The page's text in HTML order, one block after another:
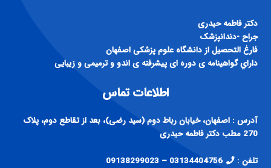
دكتر فاطمه حيدری
جراح -دندانپزشک
فارغ التحصيل از دانشگاه علوم پزشكی اصفهان
داراي گواهينامه ی دوره ای پيشرفته ی اندو و ترميمی و زيبايی
اطلاعات تماس
آدرس : اصفهان، خیابان رباط دوم (سید رضی)، بعد از تقاطع دوم، پلاک
270 مطب دکتر فاطمه حیدری
تلفن : 03134404756 – 09138299023